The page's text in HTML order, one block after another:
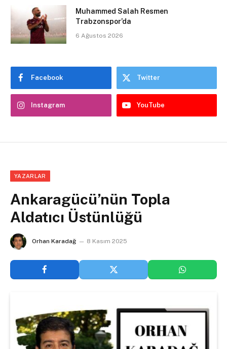
Muhammed Salah Resmen
Trabzonspor’da
6 Ağustos 2026
Facebook Twitter
Instagram YouTube
YAZARLAR
Ankaragücü’nün Topla
Aldatıcı Üstünlüğü
Orhan Karadağ 8 Kasım 2025